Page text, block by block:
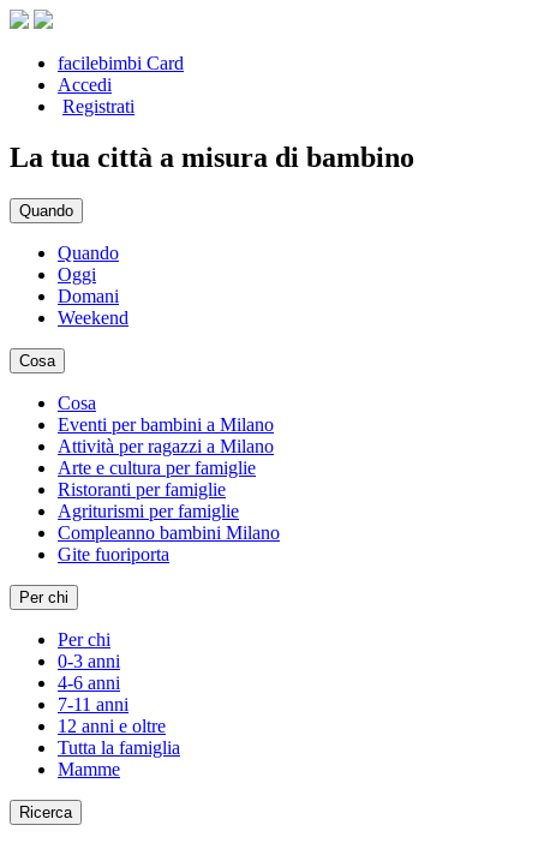
facilebimbi Card
Accedi
Registrati
La tua città a misura di bambino
Quando
Quando
Oggi
Domani
Weekend
Cosa
Cosa
Eventi per bambini a Milano
Attività per ragazzi a Milano
Arte e cultura per famiglie
Ristoranti per famiglie
Agriturismi per famiglie
Compleanno bambini Milano
Gite fuoriporta
Per chi
Per chi
0-3 anni
4-6 anni
7-11 anni
12 anni e oltre
Tutta la famiglia
Mamme
Ricerca